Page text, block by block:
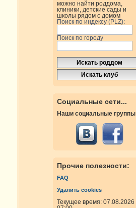
можно найти роддома,
клиники, детские сады и
школы рядом с домом
Поиск по индексу (PLZ):
Поиск по городу
Социальные сети...
Наши социальные группы
Прочие полезности:
FAQ
Удалить cookies
Текущее время: 07.08.2026